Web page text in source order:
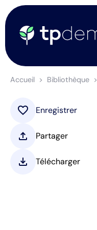
Accueil Bibliothèque
favorite Enregistrer
upload Partager
download Télécharger